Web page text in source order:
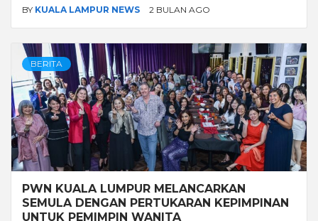
BY KUALA LAMPUR NEWS 2 BULAN AGO
BERITA
PWN KUALA LUMPUR MELANCARKAN
SEMULA DENGAN PERTUKARAN KEPIMPINAN
UNTUK PEMIMPIN WANITA